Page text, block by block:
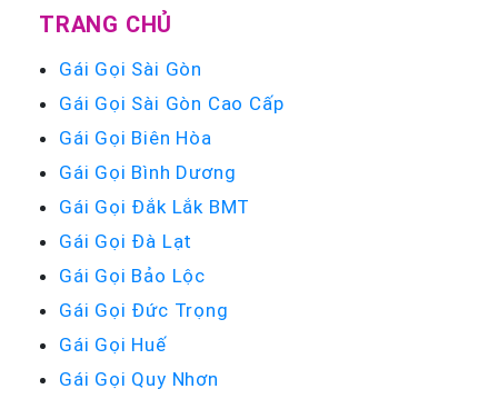
TRANG CHỦ
Gái Gọi Sài Gòn
Gái Gọi Sài Gòn Cao Cấp
Gái Gọi Biên Hòa
Gái Gọi Bình Dương
Gái Gọi Đắk Lắk BMT
Gái Gọi Đà Lạt
Gái Gọi Bảo Lộc
Gái Gọi Đức Trọng
Gái Gọi Huế
Gái Gọi Quy Nhơn